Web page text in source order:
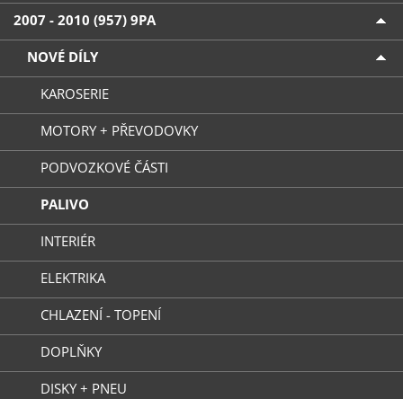
2007 - 2010 (957) 9PA
NOVÉ DÍLY
KAROSERIE
MOTORY + PŘEVODOVKY
PODVOZKOVÉ ČÁSTI
PALIVO
INTERIÉR
ELEKTRIKA
CHLAZENÍ - TOPENÍ
DOPLŇKY
DISKY + PNEU